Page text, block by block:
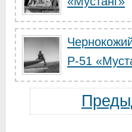
Р-51